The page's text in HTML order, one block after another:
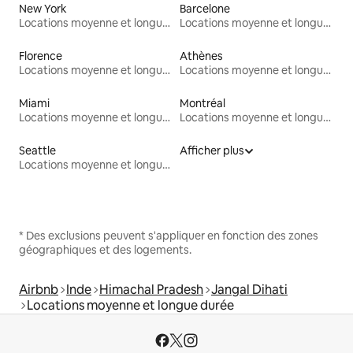
New York
Locations moyenne et longue durée
Barcelone
Locations moyenne et longue durée
Florence
Locations moyenne et longue durée
Athènes
Locations moyenne et longue durée
Miami
Locations moyenne et longue durée
Montréal
Locations moyenne et longue durée
Seattle
Locations moyenne et longue durée
Afficher plus
* Des exclusions peuvent s'appliquer en fonction des zones
géographiques et des logements.
Airbnb Inde Himachal Pradesh Jangal Dihati
Locations moyenne et longue durée